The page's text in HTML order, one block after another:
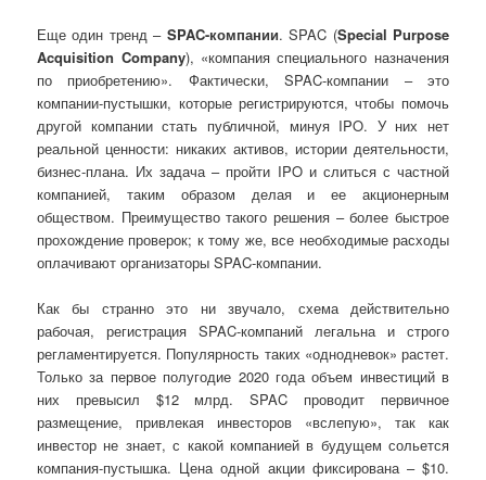
Еще один тренд – SPAC-компании. SPAC (Special Purpose
Acquisition Company), «компания специального назначения
по приобретению». Фактически, SPAC-компании – это
компании-пустышки, которые регистрируются, чтобы помочь
другой компании стать публичной, минуя IPO. У них нет
реальной ценности: никаких активов, истории деятельности,
бизнес-плана. Их задача – пройти IPO и слиться с частной
компанией, таким образом делая и ее акционерным
обществом. Преимущество такого решения – более быстрое
прохождение проверок; к тому же, все необходимые расходы
оплачивают организаторы SPAC-компании.
Как бы странно это ни звучало, схема действительно
рабочая, регистрация SPAC-компаний легальна и строго
регламентируется. Популярность таких «однодневок» растет.
Только за первое полугодие 2020 года объем инвестиций в
них превысил $12 млрд. SPAC проводит первичное
размещение, привлекая инвесторов «вслепую», так как
инвестор не знает, с какой компанией в будущем сольется
компания-пустышка. Цена одной акции фиксирована – $10.